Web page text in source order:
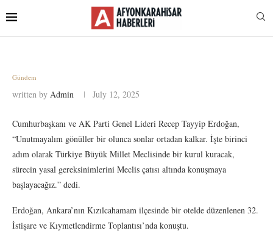
Gündem
written by Admin July 12, 2025
Cumhurbaşkanı ve AK Parti Genel Lideri Recep Tayyip Erdoğan,
“Unutmayalım gönüller bir olunca sonlar ortadan kalkar. İşte birinci
adım olarak Türkiye Büyük Millet Meclisinde bir kurul kuracak,
sürecin yasal gereksinimlerini Meclis çatısı altında konuşmaya
başlayacağız.” dedi.
Erdoğan, Ankara’nın Kızılcahamam ilçesinde bir otelde düzenlenen 32.
İstişare ve Kıymetlendirme Toplantısı’nda konuştu.